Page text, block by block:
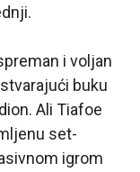
i voljan
buku
Ali Tiafoe
set-
igrom